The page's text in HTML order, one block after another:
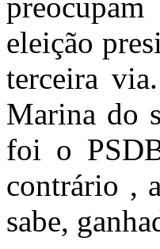
eleição
terceira
Marina do
foi o
contrário ,
sabe,